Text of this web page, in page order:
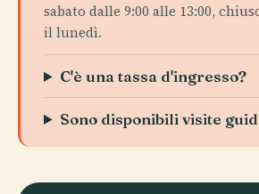
sabato dalle 9:00 alle 13:00,
il lunedì.
C'è una tassa d'ingresso?
Sono disponibili visite